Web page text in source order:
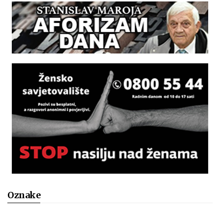
Oznake